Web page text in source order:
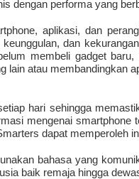
dengan performa yang
aplikasi, dan
dan
membeli gadget
lain atau membandingkan
hari sehingga
mengenai
dapat memperoleh
bahasa yang
baik remaja hingga